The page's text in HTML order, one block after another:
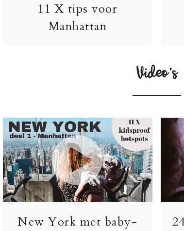
11 X tips voor
Manhattan
Video’s
New York met baby-